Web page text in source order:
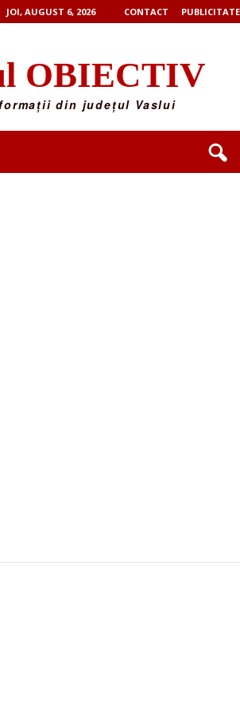
JOI, AUGUST 6, 2026 CONTACT PUBLICITATE
OBIECTIV
din județul Vaslui